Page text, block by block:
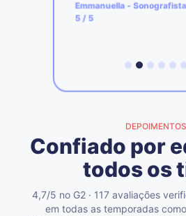
produtividade.
Emmanuella - Sonografista
5/ 5
DEPOIMENTOS
Confiado por
todos os
4,7/5 no G2 · 117 avaliações
em todas as temporadas